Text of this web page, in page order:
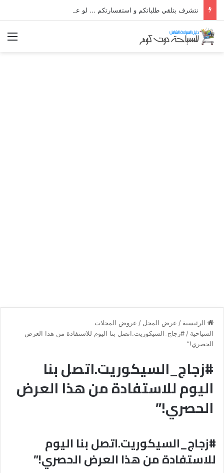
الرئيسية / عرض المحل / عروض المحلات
السياحية / #زجاج_السيكوريت.اتصل بنا اليوم للاستفادة من هذا العرض
الحصري!”
#زجاج_السيكوريت.اتصل بنا
اليوم للاستفادة من هذا العرض
الحصري!”
#زجاج_السيكوريت.اتصل بنا اليوم
للاستفادة من هذا العرض الحصري!”